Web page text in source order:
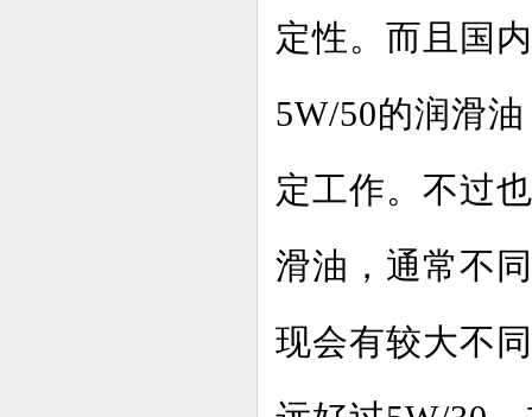
定性。而且国
5W/50的润滑
定工作。不过
滑油，通常不
现会有较大不